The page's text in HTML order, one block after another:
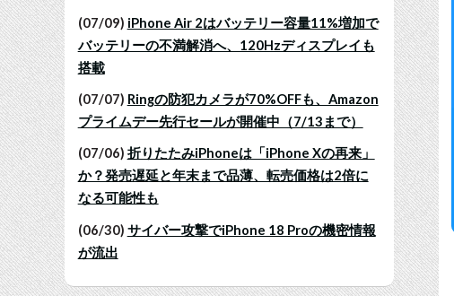
(07/09) iPhone Air 2はバッテリー容量11%増加で
バッテリーの不満解消へ、120Hzディスプレイも
搭載
(07/07) Ringの防犯カメラが70%OFFも、Amazon
プライムデー先行セールが開催中（7/13まで）
(07/06) 折りたたみiPhoneは「iPhone Xの再来」
か？発売遅延と年末まで品薄、転売価格は2倍に
なる可能性も
(06/30) サイバー攻撃でiPhone 18 Proの機密情報
が流出